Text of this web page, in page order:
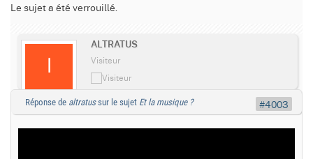
Le sujet a été verrouillé.
ALTRATUS
Visiteur
Réponse de altratussur le sujet Et la musique ? #4003